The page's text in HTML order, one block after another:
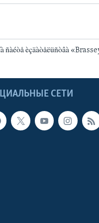
ñàéòå èçäàòåëüñòâà
СЕТИ